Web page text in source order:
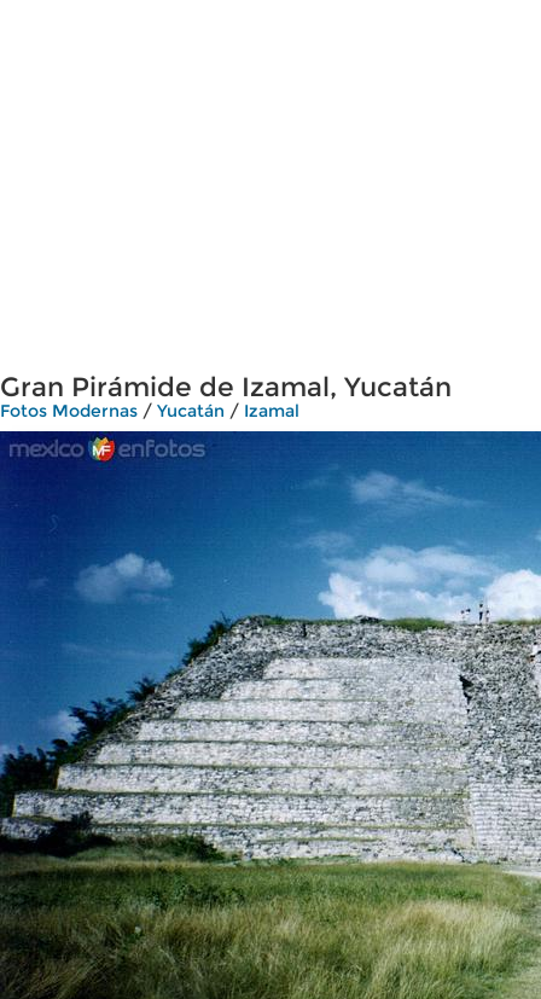
Gran Pirámide de Izamal, Yucatán
Fotos Modernas / Yucatán / Izamal